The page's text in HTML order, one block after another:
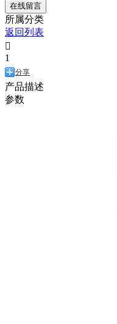
在线留言
所属分类
返回列表

1
分享
产品描述
参数